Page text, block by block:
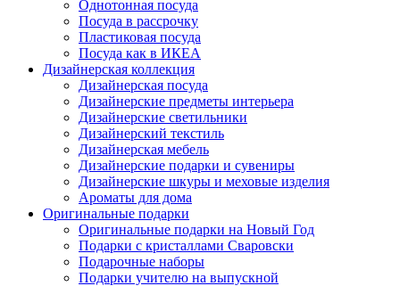
Однотонная посуда
Посуда в рассрочку
Пластиковая посуда
Посуда как в ИКЕА
Дизайнерская коллекция
Дизайнерская посуда
Дизайнерские предметы интерьера
Дизайнерские светильники
Дизайнерский текстиль
Дизайнерская мебель
Дизайнерские подарки и сувениры
Дизайнерские шкуры и меховые изделия
Ароматы для дома
Оригинальные подарки
Оригинальные подарки на Новый Год
Подарки с кристаллами Сваровски
Подарочные наборы
Подарки учителю на выпускной